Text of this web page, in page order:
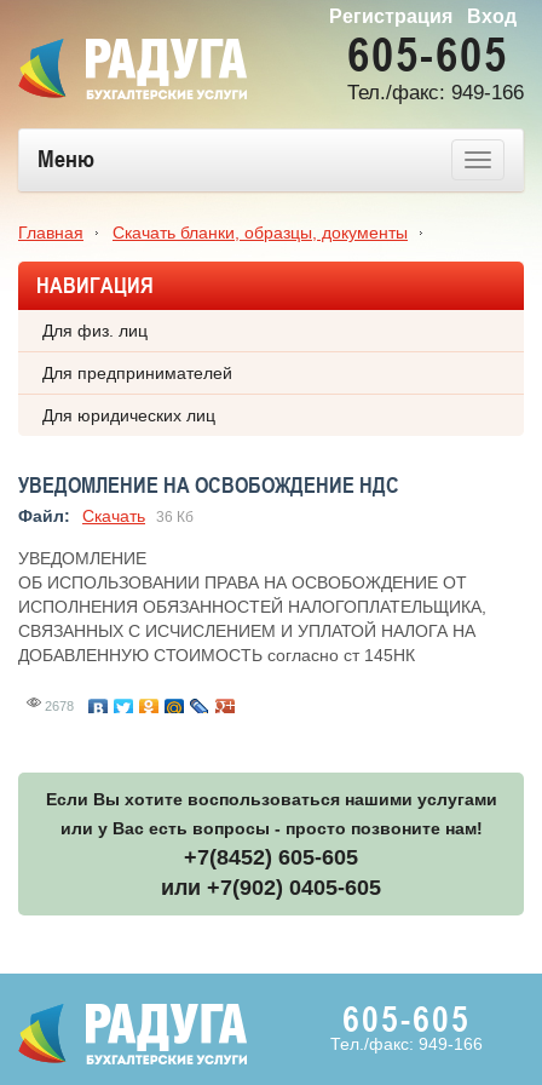
Регистрация Вход
605-605
Тел./факс: 949-166
Меню
Главная Скачать бланки, образцы, документы
Уведомление на освобождение НДС
НАВИГАЦИЯ
Для физ. лиц
Для предпринимателей
Для юридических лиц
УВЕДОМЛЕНИЕ НА ОСВОБОЖДЕНИЕ НДС
Файл: Скачать 36 Кб
УВЕДОМЛЕНИЕ
ОБ ИСПОЛЬЗОВАНИИ ПРАВА НА ОСВОБОЖДЕНИЕ ОТ
ИСПОЛНЕНИЯ ОБЯЗАННОСТЕЙ НАЛОГОПЛАТЕЛЬЩИКА,
СВЯЗАННЫХ С ИСЧИСЛЕНИЕМ И УПЛАТОЙ НАЛОГА НА
ДОБАВЛЕННУЮ СТОИМОСТЬ согласно ст 145НК
2678
Если Вы хотите воспользоваться нашими услугами
или у Вас есть вопросы - просто позвоните нам!
+7(8452) 605-605
или +7(902) 0405-605
605-605
Тел./факс: 949-166